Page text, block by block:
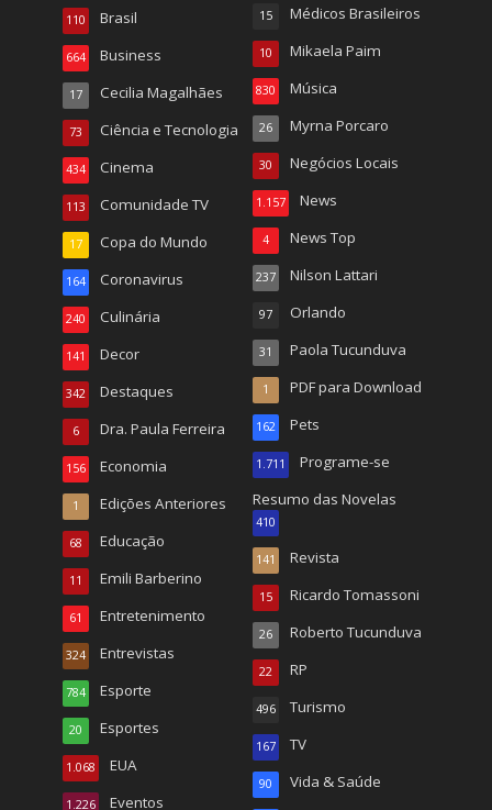
Brasil
110
Business
664
Cecilia Magalhães
17
Ciência e Tecnologia
73
Cinema
434
Comunidade TV
113
Copa do Mundo
17
Coronavirus
164
Culinária
240
Decor
141
Destaques
342
Dra. Paula Ferreira
6
Economia
156
Edições Anteriores
1
Educação
68
Emili Barberino
11
Entretenimento
61
Entrevistas
324
Esporte
784
Esportes
20
EUA
1.068
Eventos
1.226
Médicos Brasileiros
15
Mikaela Paim
10
Música
830
Myrna Porcaro
26
Negócios Locais
30
News
1.157
News Top
4
Nilson Lattari
237
Orlando
97
Paola Tucunduva
31
PDF para Download
1
Pets
162
Programe-se
1.711
Resumo das Novelas
410
Revista
141
Ricardo Tomassoni
15
Roberto Tucunduva
26
RP
22
Turismo
496
TV
167
Vida & Saúde
90